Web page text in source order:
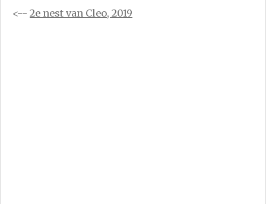
<-- 2e nest van Cleo, 2019